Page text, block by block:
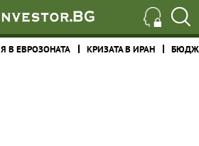
В ЕВРОЗОНАТА КРИЗАТА В ИРАН